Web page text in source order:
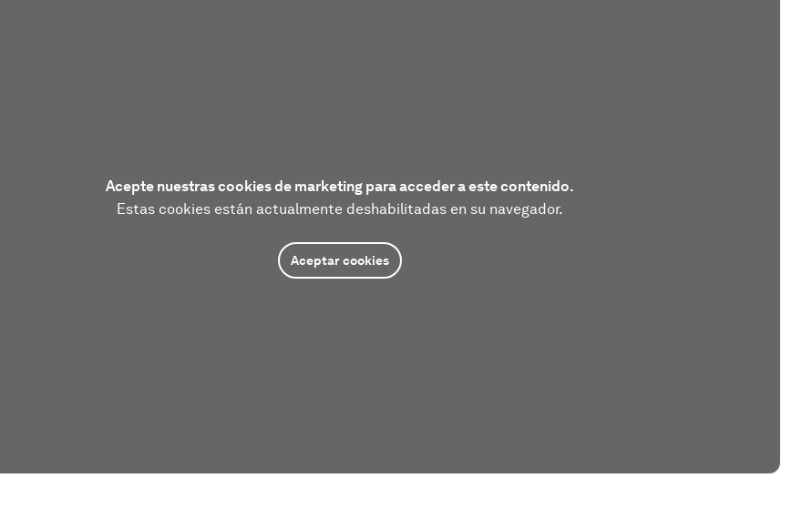
Acepte nuestras cookies de marketing para acceder a este contenido.
Estas cookies están actualmente deshabilitadas en su navegador.
Aceptar cookies